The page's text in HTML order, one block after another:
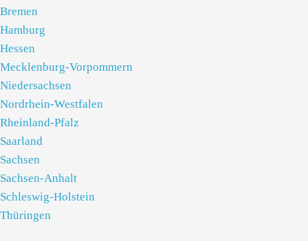
Bremen
Hamburg
Hessen
Mecklenburg-Vorpommern
Niedersachsen
Nordrhein-Westfalen
Rheinland-Pfalz
Saarland
Sachsen
Sachsen-Anhalt
Schleswig-Holstein
Thüringen